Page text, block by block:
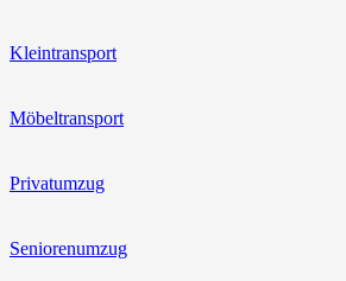
Kleintransport
Möbeltransport
Privatumzug
Seniorenumzug